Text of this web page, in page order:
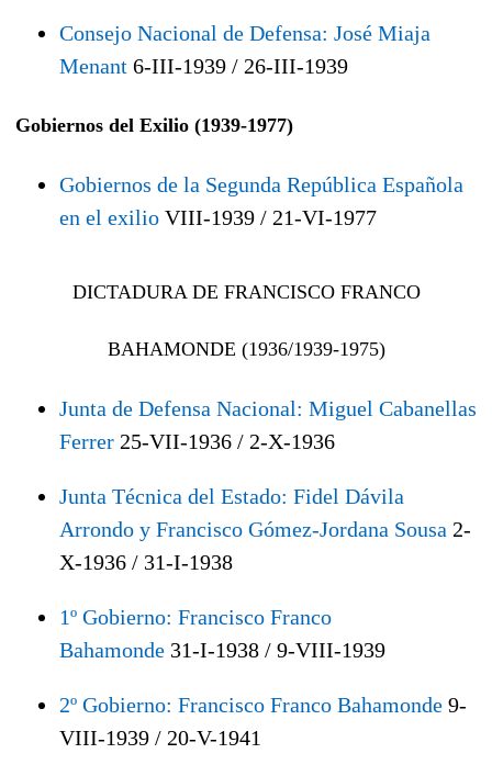
Consejo Nacional de Defensa: José Miaja
Menant 6-III-1939 / 26-III-1939
Gobiernos del Exilio (1939-1977)
Gobiernos de la Segunda República Española
en el exilio VIII-1939 / 21-VI-1977
DICTADURA DE FRANCISCO FRANCO
BAHAMONDE (1936/1939-1975)
Junta de Defensa Nacional: Miguel Cabanellas
Ferrer 25-VII-1936 / 2-X-1936
Junta Técnica del Estado: Fidel Dávila
Arrondo y Francisco Gómez-Jordana Sousa 2-
X-1936 / 31-I-1938
1º Gobierno: Francisco Franco
Bahamonde 31-I-1938 / 9-VIII-1939
2º Gobierno: Francisco Franco Bahamonde 9-
VIII-1939 / 20-V-1941